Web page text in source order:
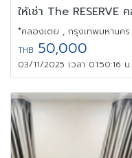
*คลองเตย , กรุงเทพมหานคร
THB 50,000
03/11/2025 เวลา 01:50:16 น.